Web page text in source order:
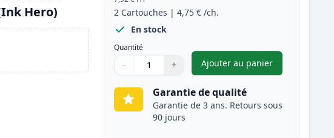
Hero)
2 Cartouches |4,75 € /ch.
En stock
Quantité
Quantité
Utilisez les boutons pour ajuster
− +
Quantité
Ajouter au panier
,Pack de 2 Brother
Garantie de qualité
Garantie de 3 ans. Retours sous
90 jours